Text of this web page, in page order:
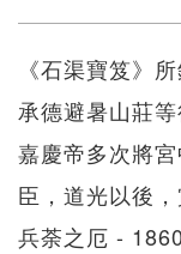
《石渠寶笈》
承德避暑山莊
嘉慶帝多次將
臣，道光以後
兵荼之厄 -